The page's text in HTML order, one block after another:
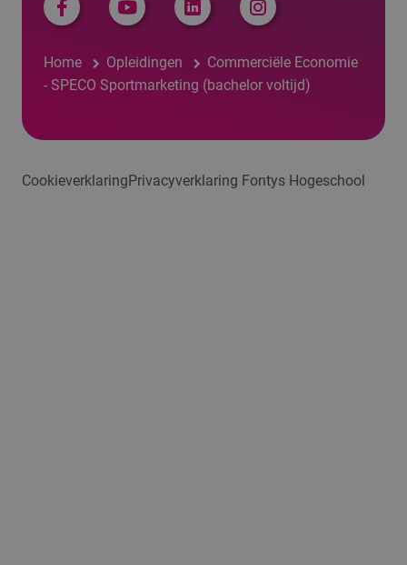
Home Opleidingen
Commerciële Economie
- SPECO Sportmarketing (bachelor voltijd)
Cookieverklaring Privacyverklaring Fontys Hogeschool